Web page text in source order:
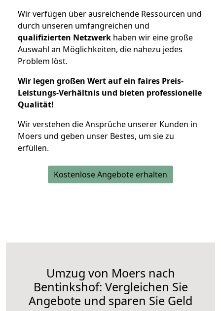
Wir verfügen über ausreichende Ressourcen und
durch unseren umfangreichen und
qualifizierten Netzwerk haben wir eine große
Auswahl an Möglichkeiten, die nahezu jedes
Problem löst.
Wir legen großen Wert auf ein faires Preis-
Leistungs-Verhältnis und bieten professionelle
Qualität!
Wir verstehen die Ansprüche unserer Kunden in
Moers und geben unser Bestes, um sie zu
erfüllen.
Kostenlose Angebote erhalten
Umzug von Moers nach
Bentinkshof: Vergleichen Sie
Angebote und sparen Sie Geld